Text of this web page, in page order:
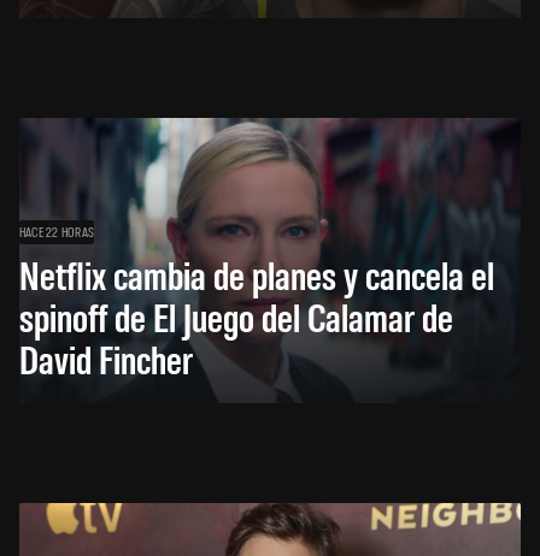
HACE 22 HORAS
Netflix cambia de planes y cancela el
spinoff de El Juego del Calamar de
David Fincher